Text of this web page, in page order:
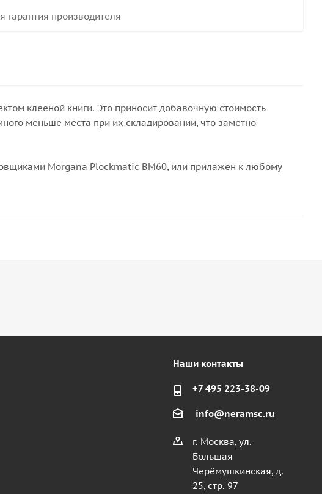
гарантия производителя
клееной книги. Это приносит добавочную стоимость
меньше места при их складировании, что заметно
Morgana Plockmatic BM60, или прилажен к любому
Наши контакты
+7 495 223-38-09
info@neramsc.ru
г. Москва, ул.
Большая
Черёмушкинская, д.
25, стр. 97